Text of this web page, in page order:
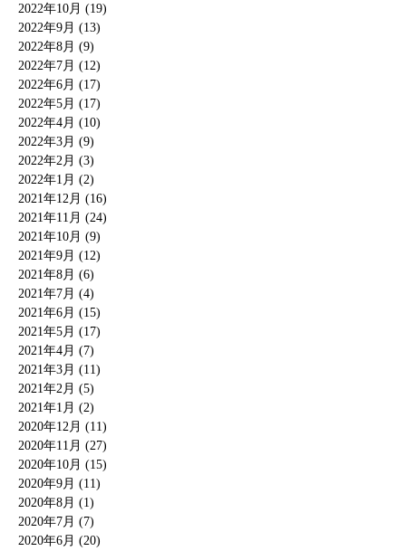
2022年10月 (19)
2022年9月 (13)
2022年8月 (9)
2022年7月 (12)
2022年6月 (17)
2022年5月 (17)
2022年4月 (10)
2022年3月 (9)
2022年2月 (3)
2022年1月 (2)
2021年12月 (16)
2021年11月 (24)
2021年10月 (9)
2021年9月 (12)
2021年8月 (6)
2021年7月 (4)
2021年6月 (15)
2021年5月 (17)
2021年4月 (7)
2021年3月 (11)
2021年2月 (5)
2021年1月 (2)
2020年12月 (11)
2020年11月 (27)
2020年10月 (15)
2020年9月 (11)
2020年8月 (1)
2020年7月 (7)
2020年6月 (20)